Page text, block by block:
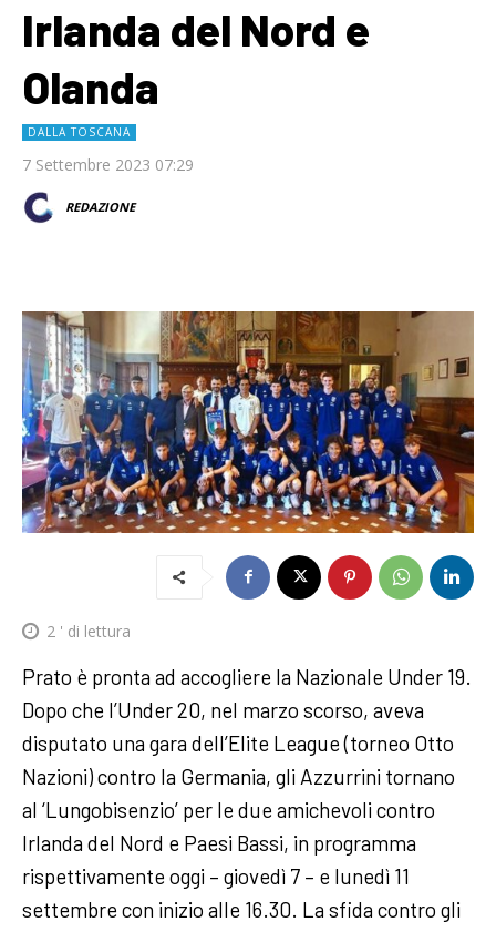
Irlanda del Nord e
Olanda
DALLA TOSCANA
7 Settembre 2023 07:29
REDAZIONE
2 ' di lettura
Prato è pronta ad accogliere la Nazionale Under 19.
Dopo che l’Under 20, nel marzo scorso, aveva
disputato una gara dell’Elite League (torneo Otto
Nazioni) contro la Germania, gli Azzurrini tornano
al ‘Lungobisenzio’ per le due amichevoli contro
Irlanda del Nord e Paesi Bassi, in programma
rispettivamente oggi – giovedì 7 – e lunedì 11
settembre con inizio alle 16.30. La sfida contro gli